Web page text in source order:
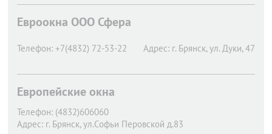
Евроокна ООО Сфера
Телефон: +7(4832) 72-53-22 Адрес: г. Брянск, ул. Дуки, 47
Европейские окна
Телефон: (4832)606060
Адрес: г. Брянск, ул.Софьи Перовской д.83